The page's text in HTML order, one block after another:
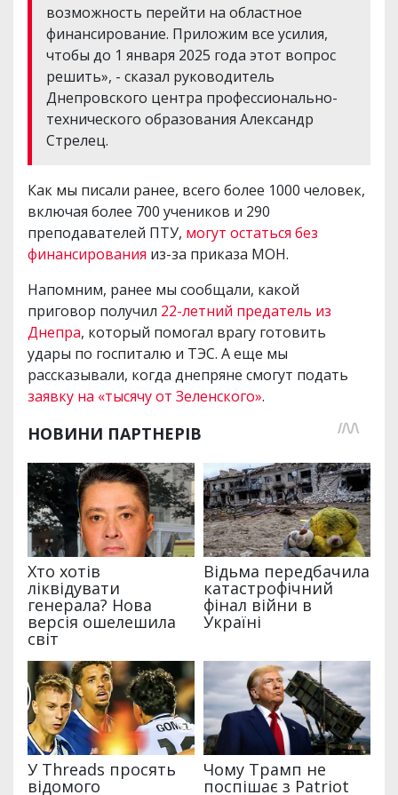
возможность перейти на областное
финансирование. Приложим все усилия,
чтобы до 1 января 2025 года этот вопрос
решить», - сказал руководитель
Днепровского центра профессионально-
технического образования Александр
Стрелец.
Как мы писали ранее, всего более 1000 человек,
включая более 700 учеников и 290
преподавателей ПТУ, могут остаться без
финансирования из-за приказа МОН.
Напомним, ранее мы сообщали, какой
приговор получил 22-летний предатель из
Днепра, который помогал врагу готовить
удары по госпиталю и ТЭС. А еще мы
рассказывали, когда днепряне смогут подать
заявку на «тысячу от Зеленского».